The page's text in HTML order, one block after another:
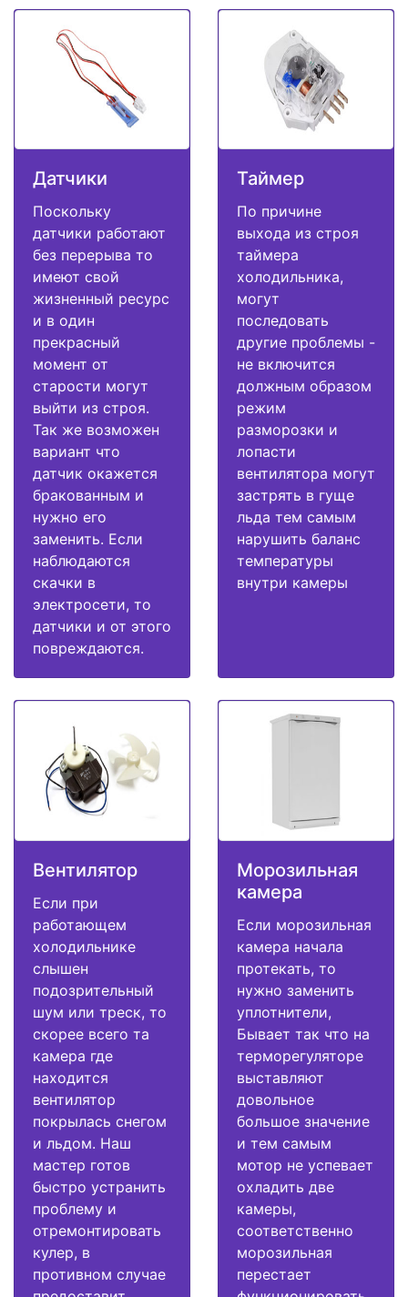
Датчики
Поскольку
датчики работают
без перерыва то
имеют свой
жизненный ресурс
и в один
прекрасный
момент от
старости могут
выйти из строя.
Так же возможен
вариант что
датчик окажется
бракованным и
нужно его
заменить. Если
наблюдаются
скачки в
электросети, то
датчики и от этого
повреждаются.
Таймер
По причине
выхода из строя
таймера
холодильника,
могут
последовать
другие проблемы -
не включится
должным образом
режим
разморозки и
лопасти
вентилятора могут
застрять в гуще
льда тем самым
нарушить баланс
температуры
внутри камеры
Вентилятор
Если при
работающем
холодильнике
слышен
подозрительный
шум или треск, то
скорее всего та
камера где
находится
вентилятор
покрылась снегом
и льдом. Наш
мастер готов
быстро устранить
проблему и
отремонтировать
кулер, в
противном случае
Морозильная
камера
Если морозильная
камера начала
протекать, то
нужно заменить
уплотнители,
Бывает так что на
терморегуляторе
выставляют
довольное
большое значение
и тем самым
мотор не успевает
охладить две
камеры,
соответственно
морозильная
перестает